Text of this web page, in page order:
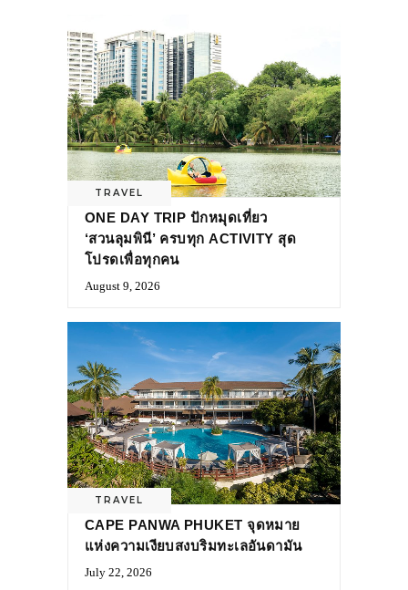
TRAVEL
ONE DAY TRIP ปักหมุดเที่ยว
‘สวนลุมพินี’ ครบทุก ACTIVITY สุด
โปรดเพื่อทุกคน
August 9, 2026
TRAVEL
CAPE PANWA PHUKET จุดหมาย
แห่งความเงียบสงบริมทะเลอันดามัน
July 22, 2026